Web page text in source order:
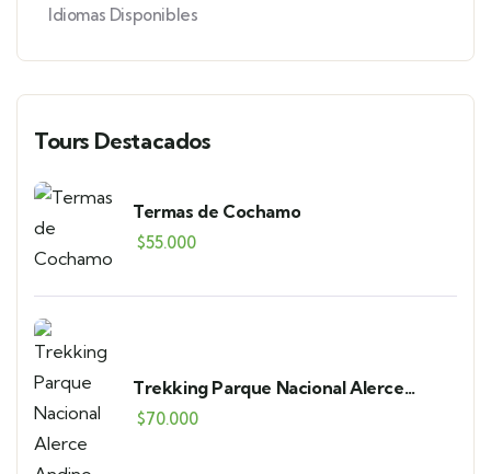
Idiomas Disponibles
Tours Destacados
Termas de Cochamo
$55.000
Trekking Parque Nacional Alerce
Andino
$70.000